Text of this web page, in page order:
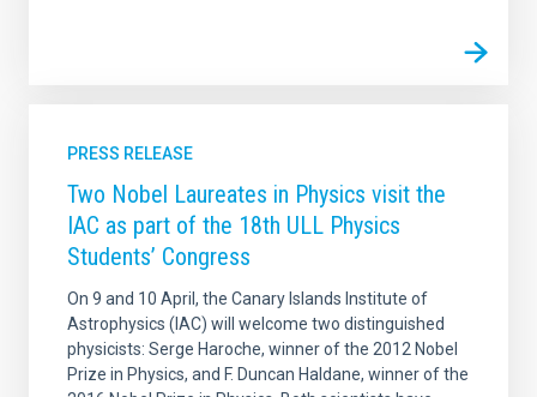
PRESS RELEASE
Two Nobel Laureates in Physics visit the
IAC as part of the 18th ULL Physics
Students’ Congress
On 9 and 10 April, the Canary Islands Institute of
Astrophysics (IAC) will welcome two distinguished
physicists: Serge Haroche, winner of the 2012 Nobel
Prize in Physics, and F. Duncan Haldane, winner of the